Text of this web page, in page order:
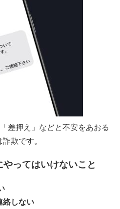
差押え」などと不安をあおる
欺です。
ってはいけないこと
絡しない